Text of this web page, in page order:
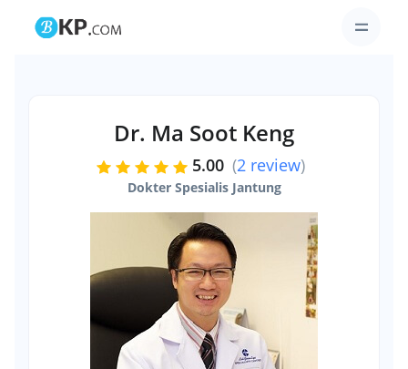
Dr. Ma Soot Keng
5.00 (2 review)
Dokter Spesialis Jantung